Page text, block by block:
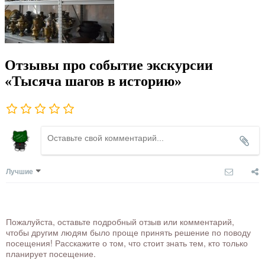
Отзывы про событие экскурсии
«Тысяча шагов в историю»
Лучшие
Пожалуйста, оставьте подробный отзыв или комментарий,
чтобы другим людям было проще принять решение по поводу
посещения! Расскажите о том, что стоит знать тем, кто только
планирует посещение.